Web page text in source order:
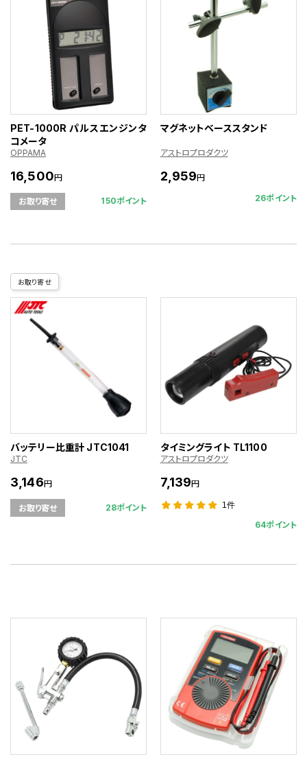
PET-1000R パルスエンジンタ
コメータ
OPPAMA
16,500円
お取り寄せ 150ポイント
マグネットベーススタンド
アストロプロダクツ
2,959円
26ポイント
お取り寄せ
バッテリー比重計 JTC1041
JTC
3,146円
お取り寄せ 28ポイント
タイミングライト TL1100
アストロプロダクツ
7,139円
1件
64ポイント